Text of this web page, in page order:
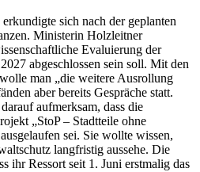
sich nach der geplanten
Ministerin Holzleitner
Evaluierung der
abgeschlossen sein soll. Mit den
man „die weitere Ausrollung
aber bereits Gespräche statt.
aufmerksam, dass die
„StoP – Stadtteile ohne
sei. Sie wollte wissen,
langfristig aussehe. Die
ihr Ressort seit 1. Juni erstmalig das